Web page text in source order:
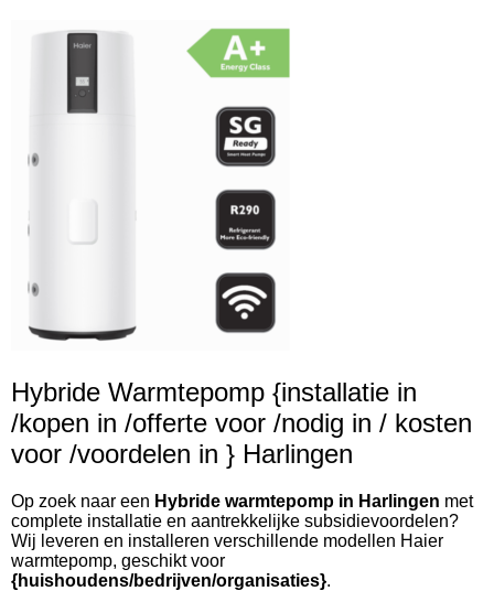
Hybride Warmtepomp {installatie in
/kopen in /offerte voor /nodig in / kosten
voor /voordelen in } Harlingen
Op zoek naar een Hybride warmtepomp in Harlingen met
complete installatie en aantrekkelijke subsidievoordelen?
Wij leveren en installeren verschillende modellen Haier
warmtepomp, geschikt voor
{huishoudens/bedrijven/organisaties}.